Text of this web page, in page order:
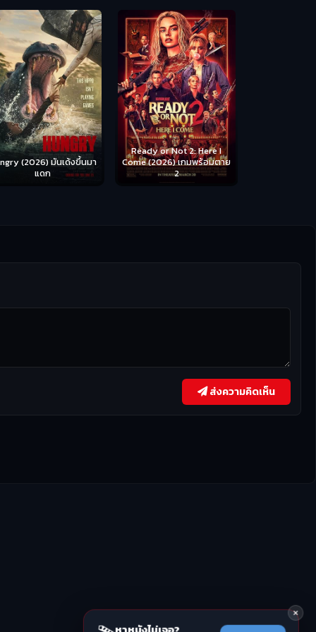
(2026) มันเด้งขึ้นมา
แดก
Ready or Not 2: Here I
Come (2026) เกมพร้อมตาย
2
ส่งความคิดเห็น